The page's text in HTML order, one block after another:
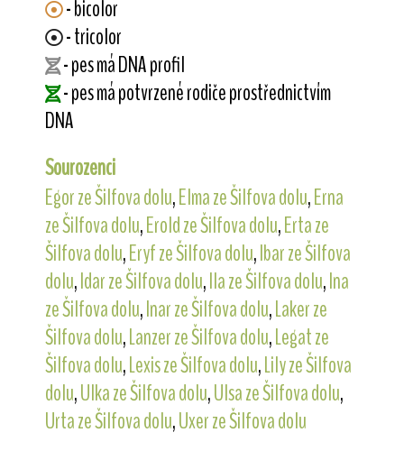
- bicolor
- tricolor
- pes má DNA profil
- pes má potvrzené rodiče prostřednictvím
DNA
Sourozenci
Egor ze Šilfova dolu,Elma ze Šilfova dolu,Erna
ze Šilfova dolu,Erold ze Šilfova dolu,Erta ze
Šilfova dolu,Eryf ze Šilfova dolu,Ibar ze Šilfova
dolu,Idar ze Šilfova dolu,Ila ze Šilfova dolu,Ina
ze Šilfova dolu,Inar ze Šilfova dolu,Laker ze
Šilfova dolu,Lanzer ze Šilfova dolu,Legat ze
Šilfova dolu,Lexis ze Šilfova dolu,Lily ze Šilfova
dolu,Ulka ze Šilfova dolu,Ulsa ze Šilfova dolu,
Urta ze Šilfova dolu,Uxer ze Šilfova dolu